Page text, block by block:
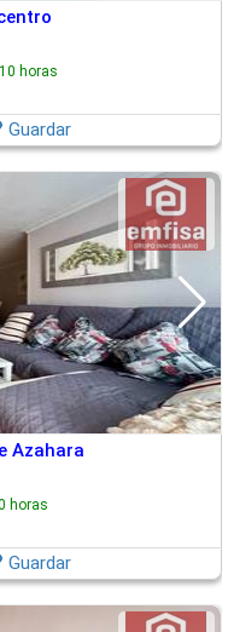
horas
Guardar
Azahara
horas
Guardar